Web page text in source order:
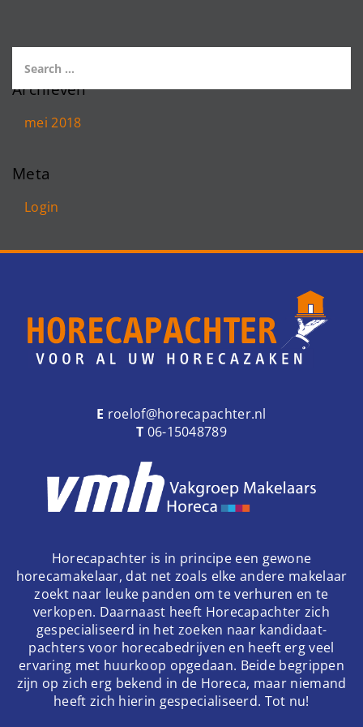
Archieven
mei 2018
Meta
Login
E roelof@horecapachter.nl
T 06-15048789
Horecapachter is in principe een gewone
horecamakelaar, dat net zoals elke andere makelaar
zoekt naar leuke panden om te verhuren en te
verkopen. Daarnaast heeft Horecapachter zich
gespecialiseerd in het zoeken naar kandidaat-
pachters voor horecabedrijven en heeft erg veel
ervaring met huurkoop opgedaan. Beide begrippen
zijn op zich erg bekend in de Horeca, maar niemand
heeft zich hierin gespecialiseerd. Tot nu!